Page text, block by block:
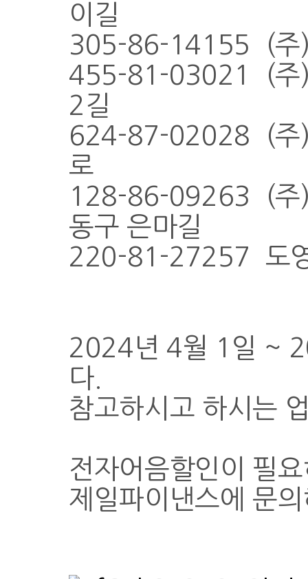
이길
305-86-14155 (주)
455-81-03021 (주)
2길
624-87-02028 (주)
로
128-86-09263 (주)
동구 은마길
220-81-27257 도영
2024년 4월 1일 ~
다.
참고하시고 하시는
전자어음할인이 필
제일파이낸스에 문